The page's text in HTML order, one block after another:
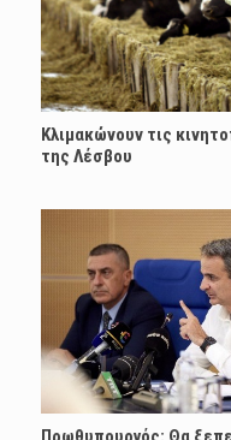
Κλιμακώνουν τις
της Λέσβου